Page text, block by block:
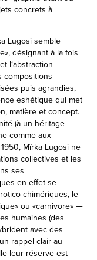
concrets à
Lugosi semble
désignant à la fois
l‘abstraction
compositions
puis agrandies,
eshétique qui met
matière et concept.
(à un héritage
comme aux
Mïrka Lugosi ne
collectives et les
ses
en effet se
chimériques, le
ou «carnivore» —
humaines (des
avec des
rappel clair au
leur réserve est